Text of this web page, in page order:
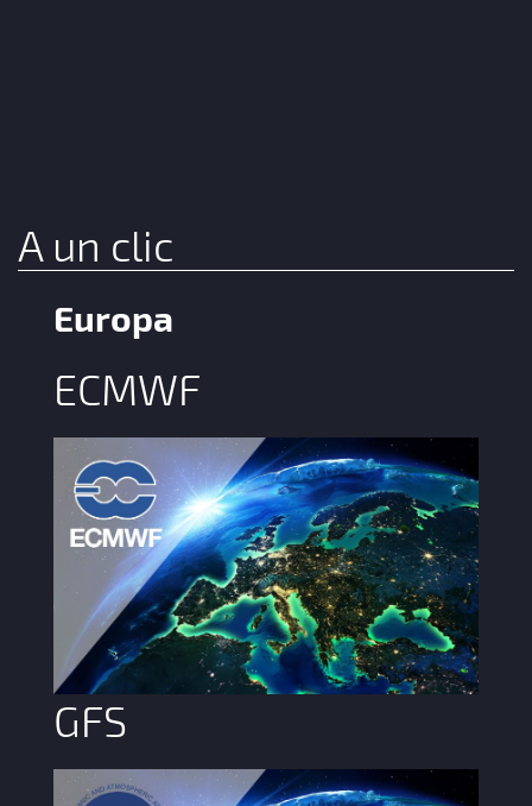
A un clic
Europa
ECMWF
GFS